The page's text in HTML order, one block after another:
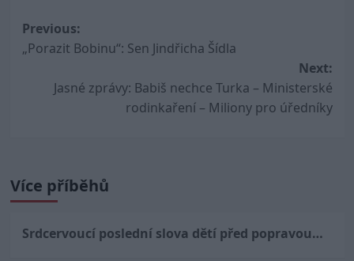
Post
navigation
Previous:
„Porazit Bobinu“: Sen Jindřicha Šídla
Next:
Jasné zprávy: Babiš nechce Turka – Ministerské
rodinkaření – Miliony pro úředníky
Více příběhů
Srdcervoucí poslední slova dětí před popravou…